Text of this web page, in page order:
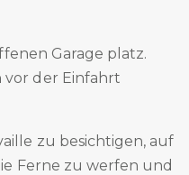
Garage platz.
vor der Einfahrt
zu besichtigen, auf
Ferne zu werfen und